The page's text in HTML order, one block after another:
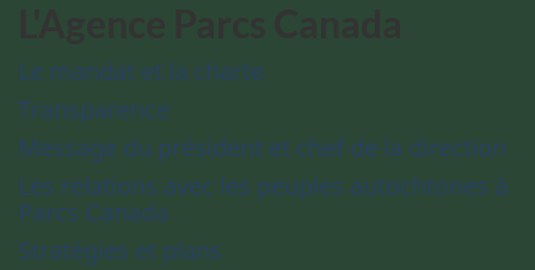
Le mandat et la charte
Transparence
Message du président et chef de la direction
Les relations avec les peuples autochtones à
Parcs Canada
Stratégies et plans